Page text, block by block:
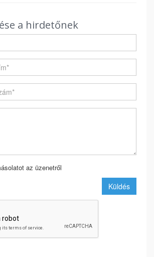
a hirdetőnek
az üzenetről
Küldés